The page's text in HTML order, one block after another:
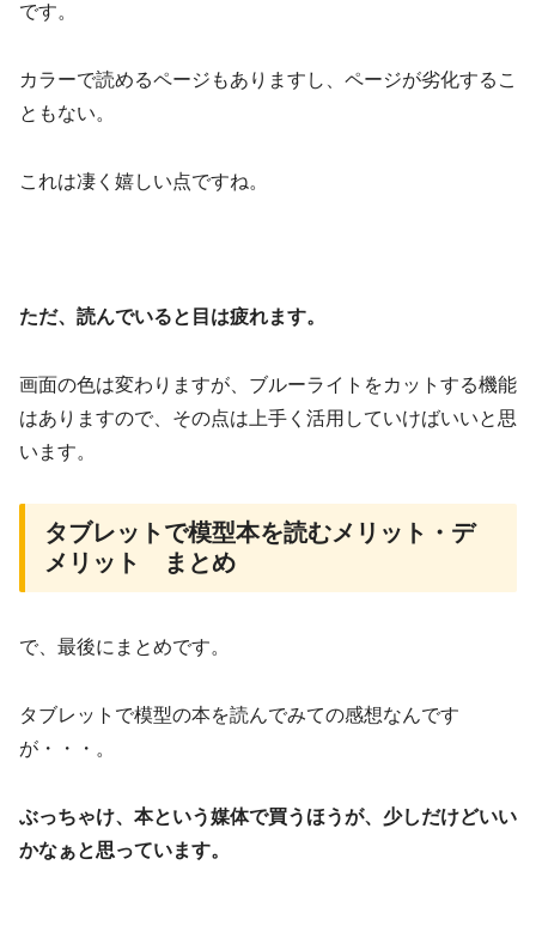
です。
カラーで読めるページもありますし、ページが劣化するこ
ともない。
これは凄く嬉しい点ですね。
ただ、読んでいると目は疲れます。
画面の色は変わりますが、ブルーライトをカットする機能
はありますので、その点は上手く活用していけばいいと思
います。
タブレットで模型本を読むメリット・デ
メリット まとめ
で、最後にまとめです。
タブレットで模型の本を読んでみての感想なんです
が・・・。
ぶっちゃけ、本という媒体で買うほうが、少しだけどいい
かなぁと思っています。